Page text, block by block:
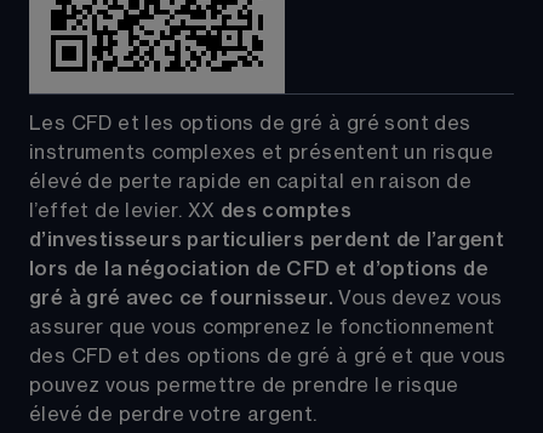
Les CFD et les options de gré à gré sont des
instruments complexes et présentent un risque
élevé de perte rapide en capital en raison de
l’effet de levier. XX des comptes
d’investisseurs particuliers perdent de l’argent
lors de la négociation de CFD et d’options de
gré à gré avec ce fournisseur. Vous devez vous
assurer que vous comprenez le fonctionnement
des CFD et des options de gré à gré et que vous
pouvez vous permettre de prendre le risque
élevé de perdre votre argent.